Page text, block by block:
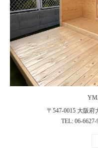
〒547-0015 大阪
TEL: 06-